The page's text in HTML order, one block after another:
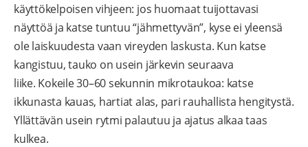
käyttökelpoisen vihjeen: jos huomaat tuijottavasi
näyttöä ja katse tuntuu “jähmettyvän”, kyse ei yleensä
ole laiskuudesta vaan vireyden laskusta. Kun katse
kangistuu, tauko on usein järkevin seuraava
liike. Kokeile 30–60 sekunnin mikrotaukoa: katse
ikkunasta kauas, hartiat alas, pari rauhallista hengitystä.
Yllättävän usein rytmi palautuu ja ajatus alkaa taas
kulkea.